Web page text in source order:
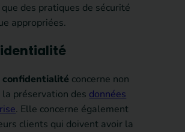
des pratiques de sécurité
appropriées.
confidentialité concerne non
préservation des données
. Elle concerne également
clients qui doivent avoir la